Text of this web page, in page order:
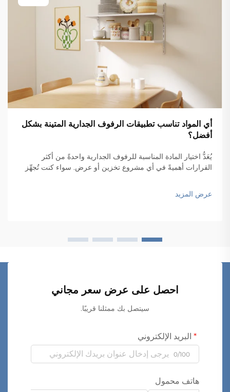
أي المواد تناسب تطبيقات الرفوف الجدارية المتينة بشكل
أفضل؟
يُعَدُّ اختيار المادة المناسبة للرفوف الجدارية واحدةً من أكثر
القرارات أهميةً في أي مشروع تخزين أو عرض. سواء كنت تُجهِّز
صناعي، فإن المادة التي تختارها تؤثر مباشرةً في المتانة، والأداء،
والجماليات، وطول عمر الرفوف...
عرض المزيد
احصل على عرض سعر مجاني
سيتصل بك ممثلنا قريبًا.
البريد الإلكتروني
0/100
هاتف محمول